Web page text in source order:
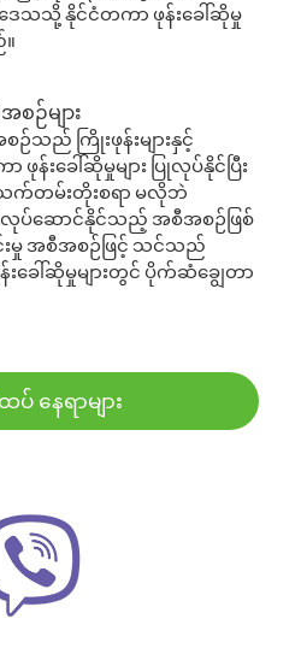
သသို့ နိုင်ငံတကာ ဖုန်းခေါ်ဆိုမှု
ဉ်များ
သည် ကြိုးဖုန်းများနှင့်
ဖုန်းခေါ်ဆိုမှုများ ပြုလုပ်နိုင်ပြီး
တမ်းတိုးစရာ မလိုဘဲ
လုပ်ဆောင်နိုင်သည့် အစီအစဉ်ဖြစ်
းမှု အစီအစဉ်ဖြင့် သင်သည်
းခေါ်ဆိုမှုများတွင် ပိုက်ဆံချွေတာ
နေရာများ